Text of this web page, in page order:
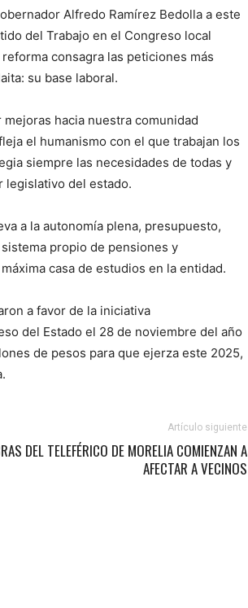
Alfredo Ramírez Bedolla a este
del Trabajo en el Congreso local
consagra las peticiones más
su base laboral.
hacia nuestra comunidad
el humanismo con el que trabajan los
siempre las necesidades de todas y
legislativo del estado.
a la autonomía plena, presupuesto,
propio de pensiones y
casa de estudios en la entidad.
a favor de la iniciativa
del Estado el 28 de noviembre del año
de pesos para que ejerza este 2025,
Artículo siguiente
DEL TELEFÉRICO DE MORELIA COMIENZAN A
AFECTAR A VECINOS